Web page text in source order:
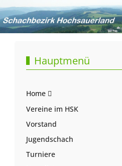
Hauptmenü
Home
Vereine im HSK
Vorstand
Jugendschach
Turniere